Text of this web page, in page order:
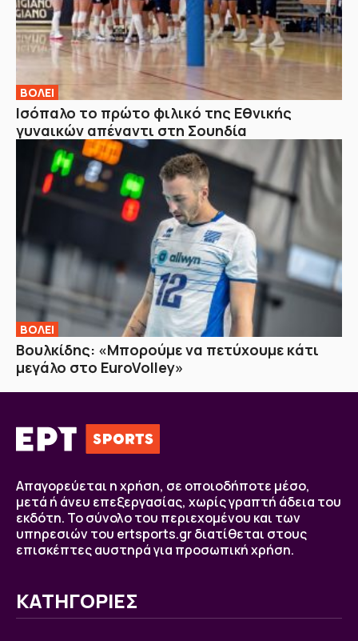
ΒOΛΕΙ
Ισόπαλο το πρώτο φιλικό της Εθνικής
γυναικών απέναντι στη Σουηδία
ΒOΛΕΙ
Βουλκίδης: «Μπορούμε να πετύχουμε κάτι
μεγάλο στο EuroVolley»
Απαγορεύεται η χρήση, σε οποιοδήποτε μέσο,
μετά ή άνευ επεξεργασίας, χωρίς γραπτή άδεια του
εκδότη. Το σύνολο του περιεχομένου και των
υπηρεσιών του ertsports.gr διατίθεται στους
επισκέπτες αυστηρά για προσωπική χρήση.
ΚΑΤΗΓΟΡΙΕΣ